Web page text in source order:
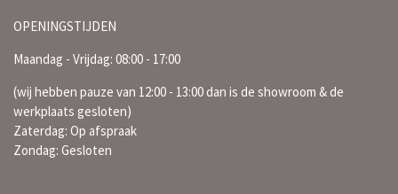
OPENINGSTIJDEN
Maandag - Vrijdag: 08:00 - 17:00
(wij hebben pauze van 12:00 - 13:00 dan is de showroom & de
werkplaats gesloten)
Zaterdag: Op afspraak
Zondag: Gesloten